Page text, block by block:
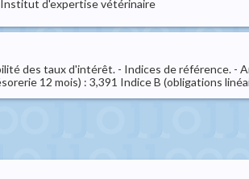
d'expertise vétérinaire
des taux d'intérêt. - Indices de référence. -
12 mois) : 3,391 Indice B (obligations